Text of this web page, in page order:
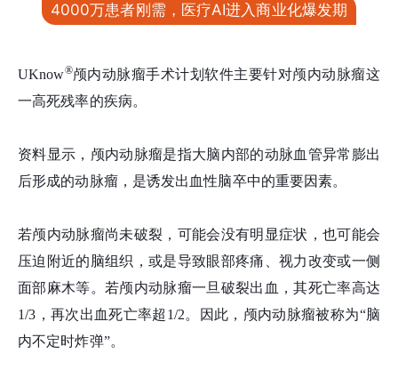
4000万患者刚需，医疗AI进入商业化爆发期
UKnow®颅内动脉瘤手术计划软件主要针对颅内动脉瘤这
一高死残率的疾病。
资料显示，颅内动脉瘤是指大脑内部的动脉血管异常膨出
后形成的动脉瘤，是诱发出血性脑卒中的重要因素。
若颅内动脉瘤尚未破裂，可能会没有明显症状，也可能会
压迫附近的脑组织，或是导致眼部疼痛、视力改变或一侧
面部麻木等。若颅内动脉瘤一旦破裂出血，其死亡率高达
1/3，再次出血死亡率超1/2。因此，颅内动脉瘤被称为“脑
内不定时炸弹”。